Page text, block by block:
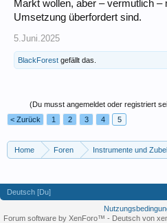
Markt wollen, aber – vermutlich –
Umsetzung überfordert sind.
5.Juni.2025
BlackForest gefällt das.
(Du musst angemeldet oder registriert
< Zurück
1 2 3 4 5
Home Foren Instrumente und
Deutsch [Du]
Forum software by XenForo™ - Deutsch von